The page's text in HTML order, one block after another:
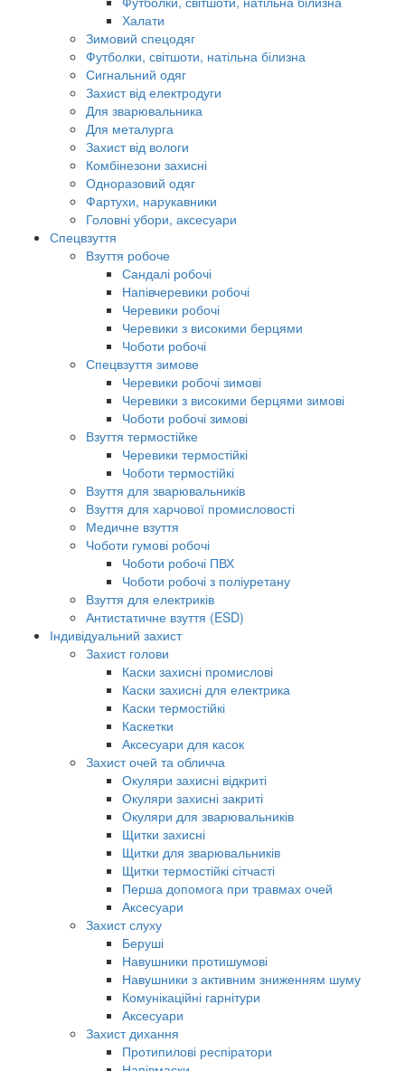
Халати
Зимовий спецодяг
Футболки, світшоти, натільна білизна
Сигнальний одяг
Захист від електродуги
Для зварювальника
Для металурга
Захист від вологи
Комбінезони захисні
Одноразовий одяг
Фартухи, нарукавники
Головні убори, аксесуари
Спецвзуття
Взуття робоче
Сандалі робочі
Напівчеревики робочі
Черевики робочі
Черевики з високими берцями
Чоботи робочі
Спецвзуття зимове
Черевики робочі зимові
Черевики з високими берцями зимові
Чоботи робочі зимові
Взуття термостійке
Черевики термостійкі
Чоботи термостійкі
Взуття для зварювальників
Взуття для харчової промисловості
Медичне взуття
Чоботи гумові робочі
Чоботи робочі ПВХ
Чоботи робочі з поліуретану
Взуття для електриків
Антистатичне взуття (ESD)
Індивідуальний захист
Захист голови
Каски захисні промислові
Каски захисні для електрика
Каски термостійкі
Каскетки
Аксесуари для касок
Захист очей та обличча
Окуляри захисні відкриті
Окуляри захисні закриті
Окуляри для зварювальників
Щитки захисні
Щитки для зварювальників
Щитки термостійкі сітчасті
Перша допомога при травмах очей
Аксесуари
Захист слуху
Беруші
Навушники протишумові
Навушники з активним зниженням шуму
Комунікаційні гарнітури
Аксесуари
Захист дихання
Протипилові респіратори